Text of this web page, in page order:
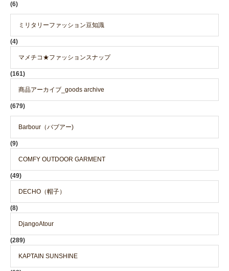
(6)
ミリタリーファッション豆知識
(4)
マメチコ★ファッションスナップ
(161)
商品アーカイブ_goods archive
(679)
Barbour（バブアー)
(9)
COMFY OUTDOOR GARMENT
(49)
DECHO（帽子）
(8)
DjangoAtour
(289)
KAPTAIN SUNSHINE